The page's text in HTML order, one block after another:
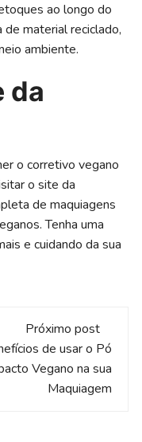
ao longo do
material reciclado,
ambiente.
da
o corretivo vegano
o site da
de maquiagens
Tenha uma
e cuidando da sua
Próximo post
de usar o Pó
Vegano na sua
Maquiagem